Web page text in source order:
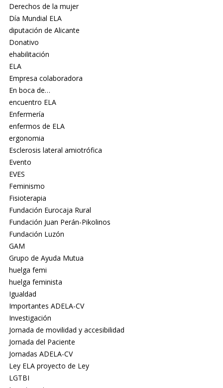
Derechos de la mujer
Día Mundial ELA
diputación de Alicante
Donativo
ehabilitación
ELA
Empresa colaboradora
En boca de…
encuentro ELA
Enfermería
enfermos de ELA
ergonomia
Esclerosis lateral amiotrófica
Evento
EVES
Feminismo
Fisioterapia
Fundación Eurocaja Rural
Fundación Juan Perán-Pikolinos
Fundación Luzón
GAM
Grupo de Ayuda Mutua
huelga femi
huelga feminista
Igualdad
Importantes ADELA-CV
Investigación
Jornada de movilidad y accesibilidad
Jornada del Paciente
Jornadas ADELA-CV
Ley ELA proyecto de Ley
LGTBI